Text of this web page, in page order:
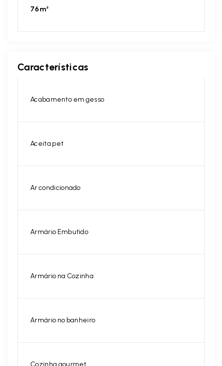
76m²
Características
Acabamento em gesso
Aceita pet
Ar condicionado
Armário Embutido
Armário na Cozinha
Armário no banheiro
Cozinha gourmet